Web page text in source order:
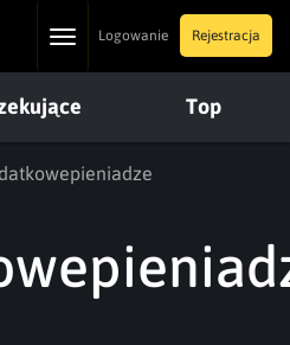
ToggleLogowanie Rejestracja
Top